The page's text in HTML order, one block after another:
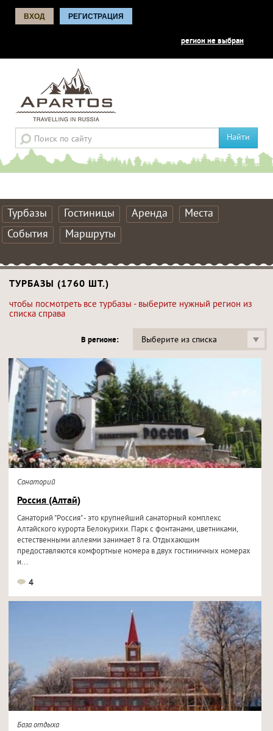
ВХОД РЕГИСТРАЦИЯ
регион не выбран
Найти
Турбазы Гостиницы Аренда
Места
События
Маршруты
ТУРБАЗЫ (1760 ШТ.)
чтобы посмотреть все турбазы - выберите нужный регион из
списка справа
В регионе: Выберите из списка
Санаторий
Россия (Алтай)
Санаторий "Россия" - это крупнейший санаторный комплекс
Алтайского курорта Белокурихи. Парк с фонтанами, цветниками,
естественными аллеями занимает 8 га. Отдыхающим
предоставляются комфортные номера в двух гостиничных номерах
и...
4
База отдыха